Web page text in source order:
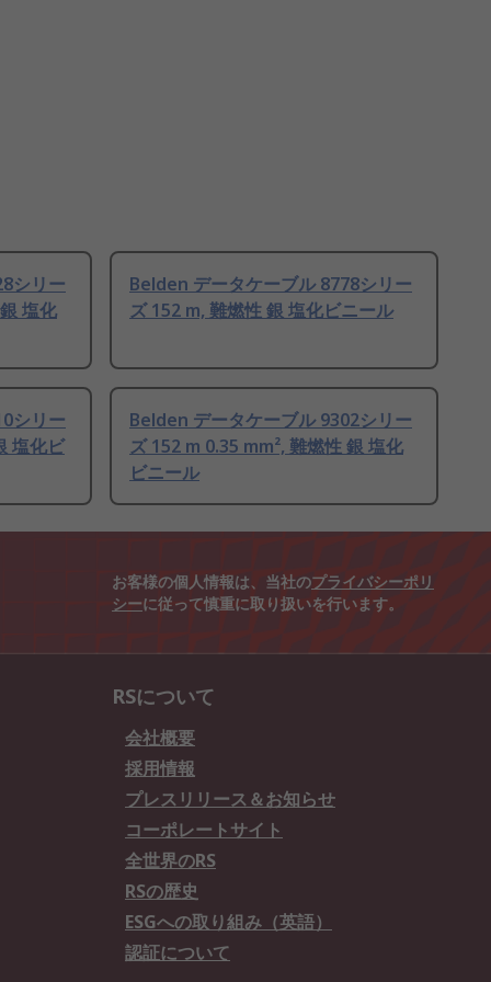
シリー
塩化
Belden データケーブル 8778シリー
ズ 152 m, 難燃性 銀 塩化ビニール
シリー
塩化ビ
Belden データケーブル 9302シリー
ズ 152 m 0.35 mm², 難燃性 銀 塩化
ビニール
お客様の個人情報は、当社のプライバシーポリ
シーに従って慎重に取り扱いを行います。
RSについて
会社概要
採用情報
プレスリリース＆お知らせ
コーポレートサイト
全世界のRS
RSの歴史
ESGへの取り組み（英語）
認証について